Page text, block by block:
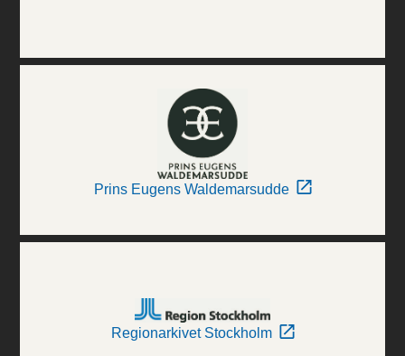
Prins Eugens Waldemarsudde
Regionarkivet Stockholm